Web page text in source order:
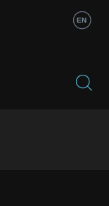
EN